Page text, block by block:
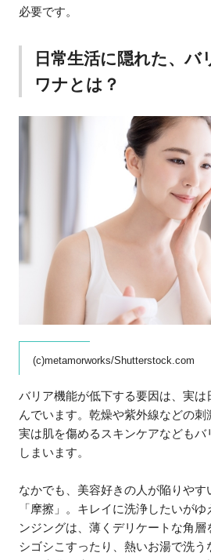
必要です。
日常生活に隠れた、バ
ワナとは？
(c)metamorworks/Shutterstock.com
バリア機能が低下する要因は、実
んでいます。乾燥や紫外線などの刺
実は肌を傷めるスキンケアなどもバ
しまいます。
なかでも、美容好きの人が陥りやす
「摩擦」。キレイに洗浄したいが
ンジングは、薄くデリケートな角
シゴシこすったり、熱いお湯で洗う